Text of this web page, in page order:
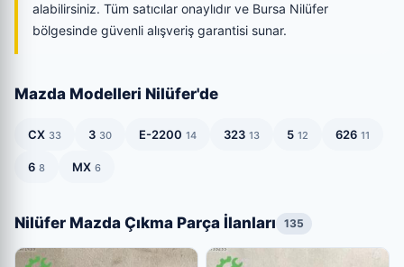
alabilirsiniz. Tüm satıcılar onaylıdır ve Bursa Nilüfer
bölgesinde güvenli alışveriş garantisi sunar.
Mazda Modelleri Nilüfer'de
CX 33 3 30 E-2200 14 323 13 5 12 626 11
6 8 MX 6
Nilüfer Mazda Çıkma Parça İlanları 135